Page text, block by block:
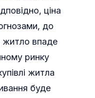
ціна
до
житло впаде
ринку
житла
буде